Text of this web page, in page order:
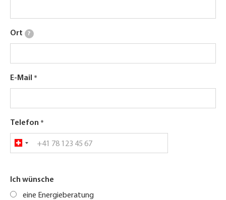
Ort ?
E-Mail
Telefon
Ich wünsche
eine Energieberatung